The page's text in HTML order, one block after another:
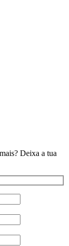
Deixa a tua